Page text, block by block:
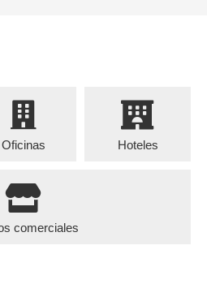
Oficinas Hoteles
comerciales